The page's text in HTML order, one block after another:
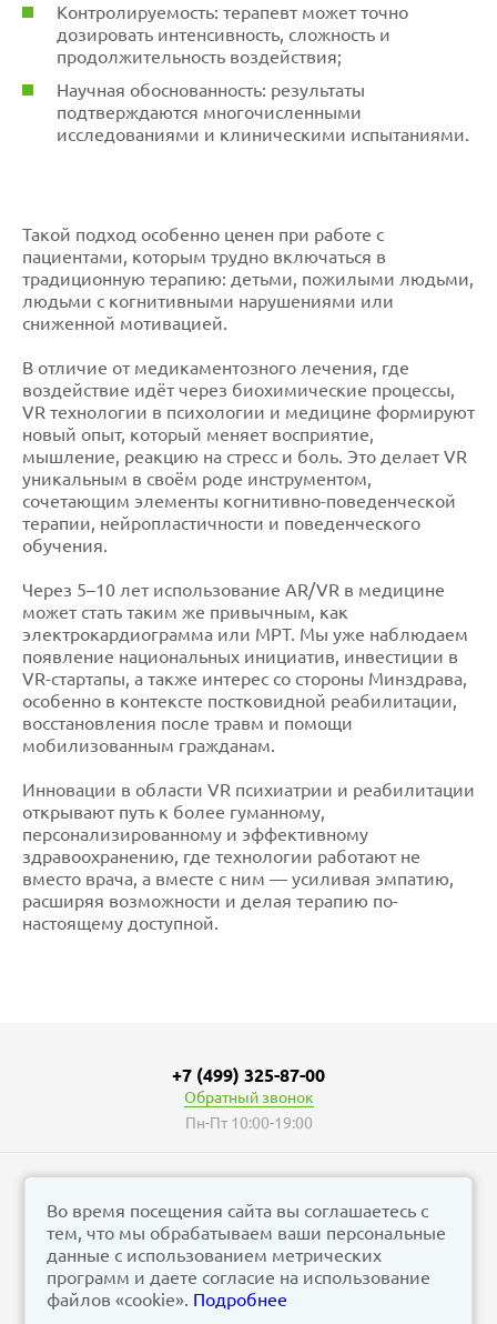
Контролируемость: терапевт может точно
дозировать интенсивность, сложность и
продолжительность воздействия;
Научная обоснованность: результаты
подтверждаются многочисленными
исследованиями и клиническими испытаниями.
Такой подход особенно ценен при работе с
пациентами, которым трудно включаться в
традиционную терапию: детьми, пожилыми людьми,
людьми с когнитивными нарушениями или
сниженной мотивацией.
В отличие от медикаментозного лечения, где
воздействие идёт через биохимические процессы,
VR технологии в психологии и медицине формируют
новый опыт, который меняет восприятие,
мышление, реакцию на стресс и боль. Это делает VR
уникальным в своём роде инструментом,
сочетающим элементы когнитивно-поведенческой
терапии, нейропластичности и поведенческого
обучения.
Через 5–10 лет использование AR/VR в медицине
может стать таким же привычным, как
электрокардиограмма или МРТ. Мы уже наблюдаем
появление национальных инициатив, инвестиции в
VR-стартапы, а также интерес со стороны Минздрава,
особенно в контексте постковидной реабилитации,
восстановления после травм и помощи
мобилизованным гражданам.
Инновации в области VR психиатрии и реабилитации
открывают путь к более гуманному,
персонализированному и эффективному
здравоохранению, где технологии работают не
вместо врача, а вместе с ним — усиливая эмпатию,
расширяя возможности и делая терапию по-
настоящему доступной.
© vizzion.ru, 2026
corp@vizzion.ru
Задать вопрос в чат Телеграм
+7 (499) 325-87-00
Обратный звонок
Пн-Пт 10:00-19:00
Во время посещения сайта вы соглашаетесь с
тем, что мы обрабатываем ваши персональные
данные с использованием метрических
программ и даете согласие на использование
файлов «cookie». Подробнее